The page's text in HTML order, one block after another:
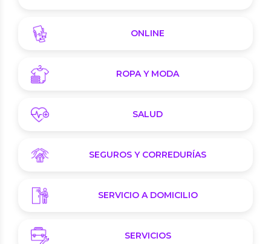
ONLINE
ROPA Y MODA
SALUD
SEGUROS Y CORREDURÍAS
SERVICIO A DOMICILIO
SERVICIOS